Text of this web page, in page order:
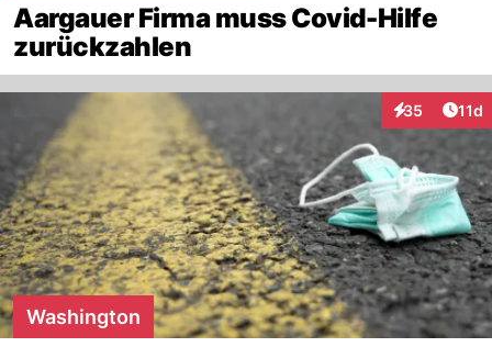
Aargauer Firma muss Covid-Hilfe
zurückzahlen
35
Interaktionen
11d
Washington